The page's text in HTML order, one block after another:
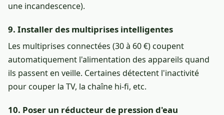
une incandescence).
9. Installer des multiprises intelligentes
Les multiprises connectées (30 à 60 €) coupent
automatiquement l'alimentation des appareils quand
ils passent en veille. Certaines détectent l'inactivité
pour couper la TV, la chaîne hi-fi, etc.
10. Poser un réducteur de pression d'eau